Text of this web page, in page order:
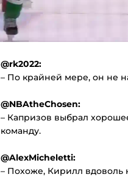
@rk2022:
– По крайней мере, он не
@NBAtheChosen:
– Капризов выбрал
команду.
@AlexMicheletti:
– Похоже, Кирилл вдоволь